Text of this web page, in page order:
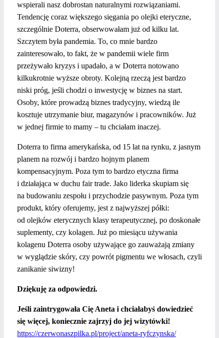
wspierali nasz dobrostan naturalnymi rozwiązaniami.
Tendencję coraz większego sięgania po olejki eteryczne,
szczególnie Doterra, obserwowałam już od kilku lat.
Szczytem była pandemia. To, co mnie bardzo
zainteresowało, to fakt, że w pandemii wiele firm
przeżywało kryzys i upadało, a w Doterra notowano
kilkukrotnie wyższe obroty. Kolejną rzeczą jest bardzo
niski próg, jeśli chodzi o inwestycję w biznes na start.
Osoby, które prowadzą biznes tradycyjny, wiedzą ile
kosztuje utrzymanie biur, magazynów i pracowników. Już
w jednej firmie to mamy – tu chciałam inaczej.
Doterra to firma amerykańska, od 15 lat na rynku, z jasnym
planem na rozwój i bardzo hojnym planem
kompensacyjnym. Poza tym to bardzo etyczna firma
i działająca w duchu fair trade. Jako liderka skupiam się
na budowaniu zespołu i przychodzie pasywnym. Poza tym
produkt, który oferujemy, jest z najwyższej półki:
od olejków eterycznych klasy terapeutycznej, po doskonałe
suplementy, czy kolagen. Już po miesiącu używania
kolagenu Doterra osoby używające go zauważają zmiany
w wyglądzie skóry, czy powrót pigmentu we włosach, czyli
zanikanie siwizny!
Dziękuję za odpowiedzi.
Jeśli zaintrygowała Cię Aneta i chciałabyś dowiedzieć
się więcej, koniecznie zajrzyj do jej wizytówki!
https://czerwonaszpilka.pl/project/aneta-ryfczynska/